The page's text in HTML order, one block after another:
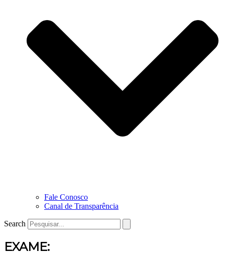
Fale Conosco
Canal de Transparência
Search
EXAME: